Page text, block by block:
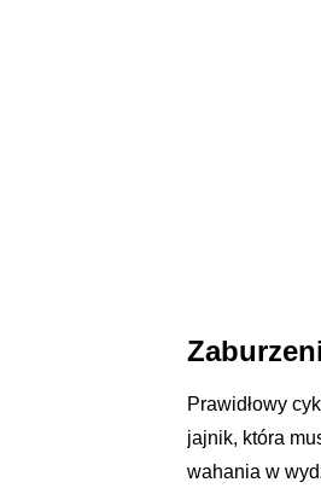
Prawidłowy
jajnik, która
wahania w